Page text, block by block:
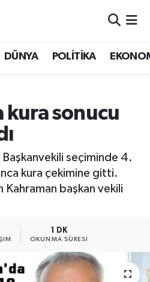
DÜNYA POLİTİKA
kura sonucu
seçiminde 4.
kura çekimine gitti.
Kahraman başkan vekili
1 DK
OKUNMA SÜRESI
ve Fikstür